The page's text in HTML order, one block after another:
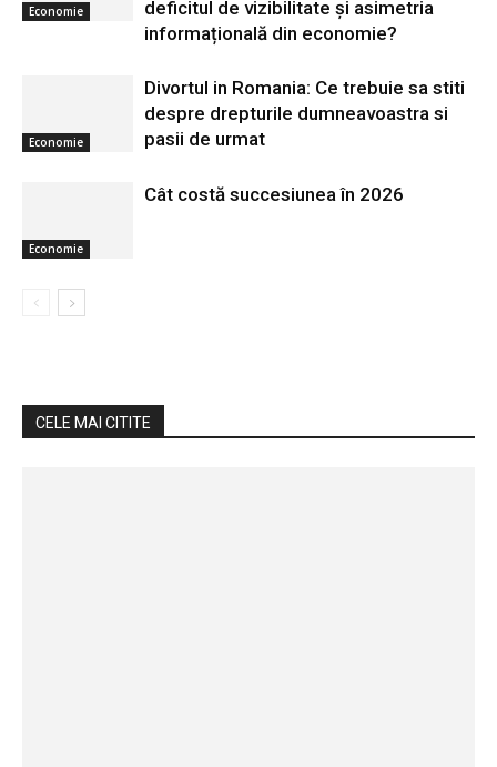
Economie
deficitul de vizibilitate și asimetria
informațională din economie?
Economie
Divortul in Romania: Ce trebuie sa stiti
despre drepturile dumneavoastra si
pasii de urmat
Economie
Cât costă succesiunea în 2026
CELE MAI CITITE